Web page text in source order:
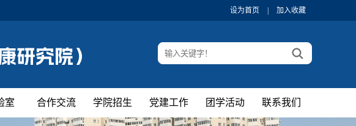
设为首页 加入收藏
室 合作交流 学院招生 党建工作 团学活动 联系我们